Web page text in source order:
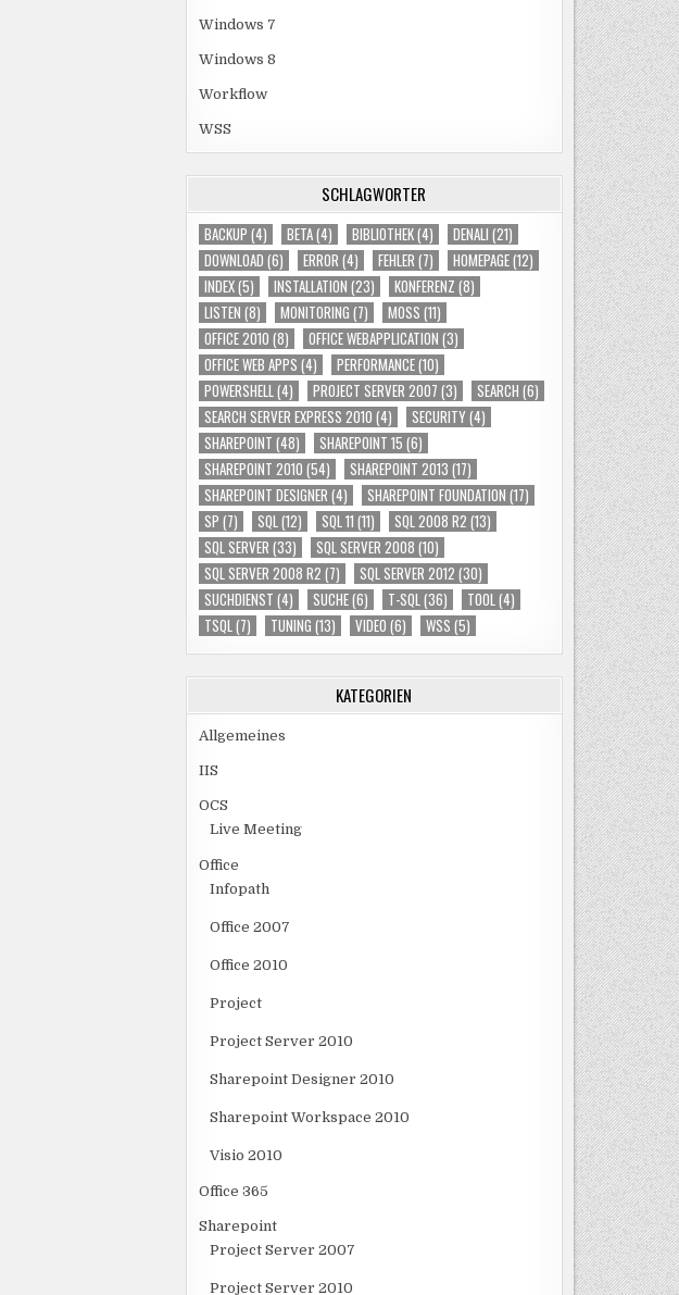
Windows 7
Windows 8
Workflow
WSS
SCHLAGWÖRTER
BACKUP (4) BETA(4) BIBLIOTHEK(4) DENALI (21)
DOWNLOAD (6) ERROR (4) FEHLER (7) HOMEPAGE(12)
INDEX(5) INSTALLATION (23) KONFERENZ (8)
LISTEN (8) MONITORING (7) MOSS (11)
OFFICE 2010 (8) OFFICE WEBAPPLICATION (3)
OFFICE WEB APPS (4) PERFORMANCE(10)
POWERSHELL(4) PROJECT SERVER 2007 (3) SEARCH (6)
SEARCH SERVER EXPRESS 2010 (4) SECURITY(4)
SHAREPOINT (48) SHAREPOINT 15 (6)
SHAREPOINT 2010 (54) SHAREPOINT 2013 (17)
SHAREPOINT DESIGNER (4) SHAREPOINT FOUNDATION (17)
SP (7) SQL(12) SQL 11 (11) SQL 2008 R2 (13)
SQL SERVER (33) SQL SERVER 2008 (10)
SQL SERVER 2008 R2 (7) SQL SERVER 2012 (30)
SUCHDIENST (4) SUCHE(6) T-SQL(36) TOOL(4)
TSQL(7) TUNING (13) VIDEO (6) WSS (5)
KATEGORIEN
Allgemeines
IIS
OCS
Live Meeting
Office
Infopath
Office 2007
Office 2010
Project
Project Server 2010
Sharepoint Designer 2010
Sharepoint Workspace 2010
Visio 2010
Office 365
Sharepoint
Project Server 2007
Project Server 2010